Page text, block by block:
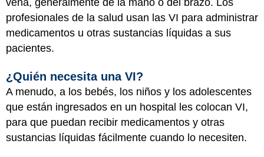
vena, generalmente de la mano o del brazo. Los
profesionales de la salud usan las VI para administrar
medicamentos u otras sustancias líquidas a sus
pacientes.
¿Quién necesita una VI?
A menudo, a los bebés, los niños y los adolescentes
que están ingresados en un hospital les colocan VI,
para que puedan recibir medicamentos y otras
sustancias líquidas fácilmente cuando lo necesiten.